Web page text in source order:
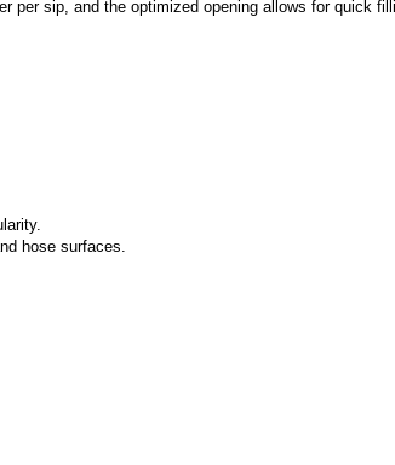
per sip, and the optimized opening allows for quick
hose surfaces.